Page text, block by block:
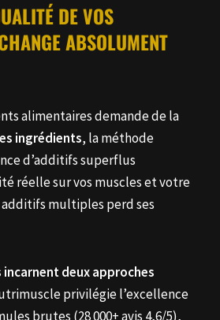
DE VOS
ABSOLUMENT
alimentaires demande de la
ingrédients, la méthode
d’additifs superflus
réelle sur vos muscles et votre
additifs multiples perd ses
deux approches
privilégie l’excellence
brutes (28 000+ avis 4,6/5),